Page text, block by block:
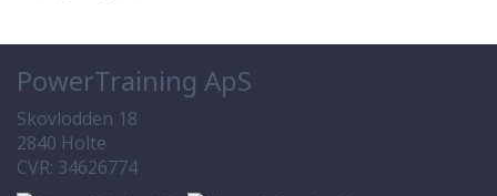
PowerTraining ApS
Skovlodden 18
2840 Holte
CVR: 34626774